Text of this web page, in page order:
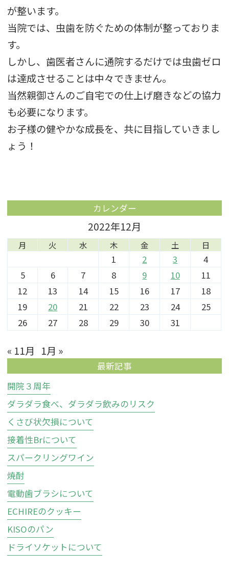
が整います。
当院では、虫歯を防ぐための体制が整っておりま
す。
しかし、歯医者さんに通院するだけでは虫歯ゼロ
は達成させることは中々できません。
当然親御さんのご自宅での仕上げ磨きなどの協力
も必要になります。
お子様の健やかな成長を、共に目指していきまし
ょう！
カレンダー
2022年12月
月 火 水 木 金 土 日
1 2 3
4
5
6 7 8 9 10
11
12
13 14 15 16 17
18
19
20 21 22 23 24
25
26
27 28 29 30 31
« 11月 1月 »
最新記事
開院３周年
ダラダラ食べ、ダラダラ飲みのリスク
くさび状欠損について
接着性Brについて
スパークリングワイン
焼酎
電動歯ブラシについて
ECHIREのクッキー
KISOのパン
ドライソケットについて